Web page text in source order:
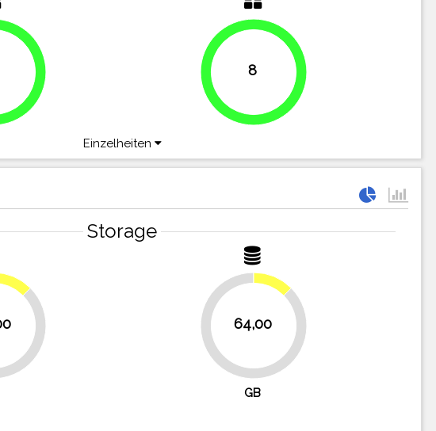
8
100%
Einzelheiten
Storage
12.5%
64,00
87.5%
12.5%
GB